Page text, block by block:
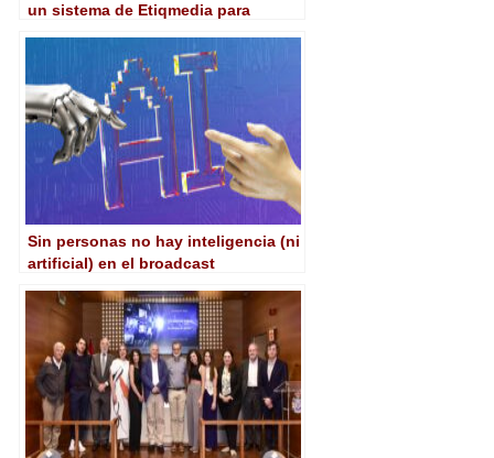
un sistema de Etiqmedia para
Sin personas no hay inteligencia (ni
artificial) en el broadcast